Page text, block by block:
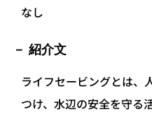
なし
紹介文
ライフセービングとは、
つけ、水辺の安全を守る